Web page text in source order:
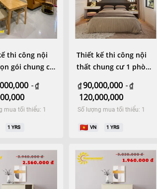
thi công nội
gói chung cư
-₫
mua tối thiểu: 1
1YRS
Thiết kế thi công nội
thất chung cư 1 phòng
₫90,000,000 -₫
120,000,000
Số lượng mua tối thiểu: 1
VN 1YRS
Cài đặt App ngay
Trải nghiệm đầy đủ tính
năng hơn với App Felix